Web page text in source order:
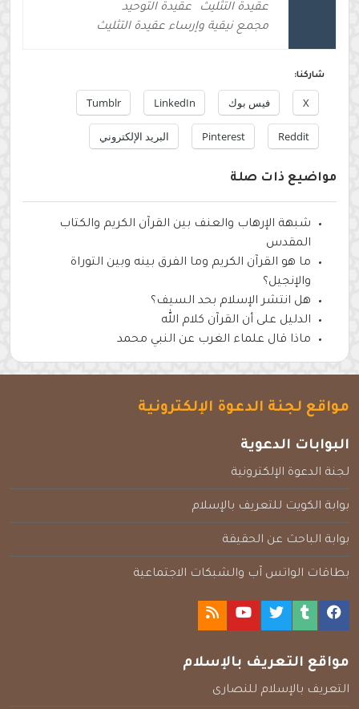
عقيدة التثليث
عقيدة التوحيد
مجمع نيقية وإرساء عقيدة التثليث
شاركنا:
X فيس بوك LinkedIn
Tumblr
Reddit
Pinterest البريد الإلكتروني
مواضيع ذات صلة
شبهة الإرهاب والعنف بين القرآن الكريم والكتاب
المقدس
ما هو القرآن الكريم وما الفرق بينه وبين التوراة
والإنجيل؟
هل انتشر الإسلام بحد السيف؟
الدليل على أن القرآن كلام الله
ماذا قال علماء الغرب عن النبي محمد
مواقع لجنة الدعوة الإلكترونية
البوابات الدعوية
لجنة الدعوة الإلكترونية
بوابة الكويت للتعريف بالإسلام
بوابة الباحث عن الحقيقة
بطاقات الواتس آب والشبكات الاجتماعية
مواقع التعريف بالإسلام
التعريف بالإسلام للنصارى